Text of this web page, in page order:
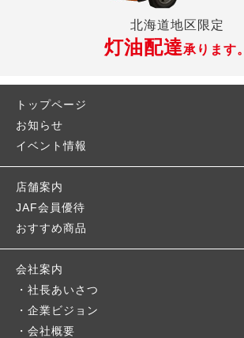
北海道地区限定
灯油配達承ります。
トップページ
お知らせ
イベント情報
店舗案内
JAF会員優待
おすすめ商品
会社案内
社長あいさつ
企業ビジョン
会社概要